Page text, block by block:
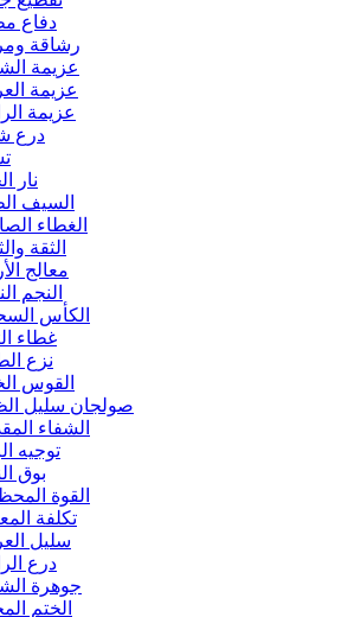
دفاع
رشاقة
عزيمة
عزيمة
عزيمة
درع
نار
السيف
الغطاء
الثقة
معالج
النجم
الكأس
غطاء
نزع
القوس
صولجان سليل
الشفاء
توجيه
بوق
القوة
تكلفة
سليل
درع
جوهرة
الختم